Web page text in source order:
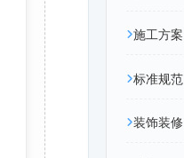
施工方案
标准规范
装饰装修